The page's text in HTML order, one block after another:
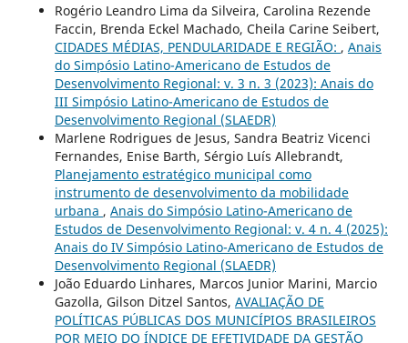
Rogério Leandro Lima da Silveira, Carolina Rezende
Faccin, Brenda Eckel Machado, Cheila Carine Seibert,
CIDADES MÉDIAS, PENDULARIDADE E REGIÃO: , Anais
do Simpósio Latino-Americano de Estudos de
Desenvolvimento Regional: v. 3 n. 3 (2023): Anais do
III Simpósio Latino-Americano de Estudos de
Desenvolvimento Regional (SLAEDR)
Marlene Rodrigues de Jesus, Sandra Beatriz Vicenci
Fernandes, Enise Barth, Sérgio Luís Allebrandt,
Planejamento estratégico municipal como
instrumento de desenvolvimento da mobilidade
urbana , Anais do Simpósio Latino-Americano de
Estudos de Desenvolvimento Regional: v. 4 n. 4 (2025):
Anais do IV Simpósio Latino-Americano de Estudos de
Desenvolvimento Regional (SLAEDR)
João Eduardo Linhares, Marcos Junior Marini, Marcio
Gazolla, Gilson Ditzel Santos, AVALIAÇÃO DE
POLÍTICAS PÚBLICAS DOS MUNICÍPIOS BRASILEIROS
POR MEIO DO ÍNDICE DE EFETIVIDADE DA GESTÃO